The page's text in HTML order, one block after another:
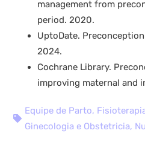
management from
period. 2020.
UptoDate.
2024.
Cochrane Library.
improving maternal and
Equipe de Parto,
Ginecologia e Obstetricia,